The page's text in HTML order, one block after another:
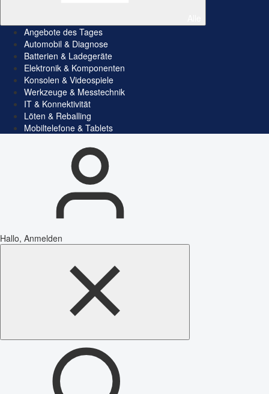
Angebote des Tages
Automobil & Diagnose
Batterien & Ladegeräte
Elektronik & Komponenten
Konsolen & Videospiele
Werkzeuge & Messtechnik
IT & Konnektivität
Löten & Reballing
Mobiltelefone & Tablets
Hallo, Anmelden